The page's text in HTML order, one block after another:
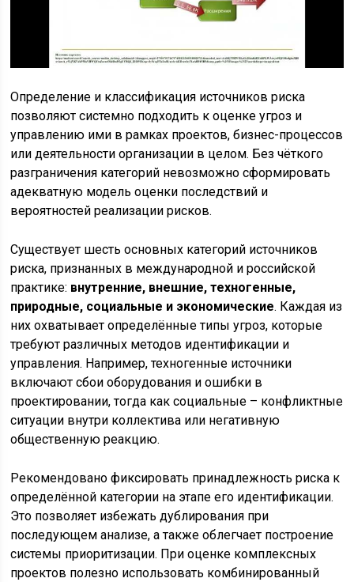
Определение и классификация источников риска
позволяют системно подходить к оценке угроз и
управлению ими в рамках проектов, бизнес-процессов
или деятельности организации в целом. Без чёткого
разграничения категорий невозможно сформировать
адекватную модель оценки последствий и
вероятностей реализации рисков.
Существует шесть основных категорий источников
риска, признанных в международной и российской
практике: внутренние, внешние, техногенные,
природные, социальные и экономические. Каждая из
них охватывает определённые типы угроз, которые
требуют различных методов идентификации и
управления. Например, техногенные источники
включают сбои оборудования и ошибки в
проектировании, тогда как социальные – конфликтные
ситуации внутри коллектива или негативную
общественную реакцию.
Рекомендовано фиксировать принадлежность риска к
определённой категории на этапе его идентификации.
Это позволяет избежать дублирования при
последующем анализе, а также облегчает построение
системы приоритизации. При оценке комплексных
проектов полезно использовать комбинированный